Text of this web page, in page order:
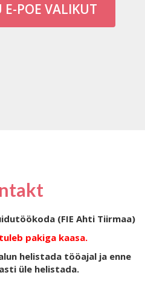
POE VALIKUT
(FIE Ahti Tiirmaa)
pakiga kaasa.
helistada tööajal ja enne
üle helistada.